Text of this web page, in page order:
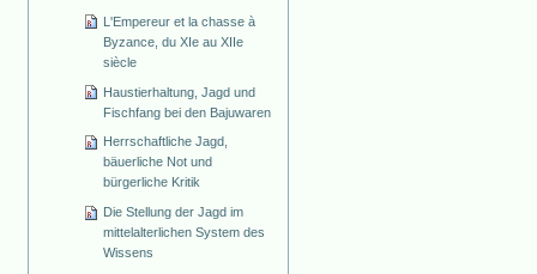
L'Empereur et la chasse à
Byzance, du XIe au XIIe
siècle
Haustierhaltung, Jagd und
Fischfang bei den Bajuwaren
Herrschaftliche Jagd,
bäuerliche Not und
bürgerliche Kritik
Die Stellung der Jagd im
mittelalterlichen System des
Wissens